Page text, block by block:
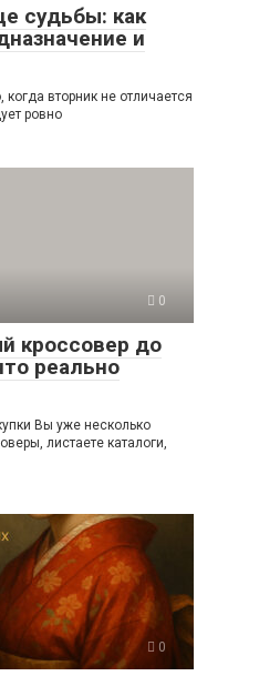
судьбы: как
и
когда вторник не отличается
ровно
0
кроссовер до
реально
Вы уже несколько
листаете каталоги,
0